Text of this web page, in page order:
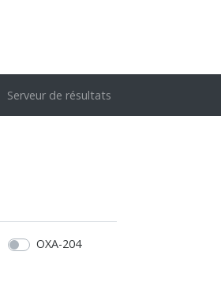
Serveur de résultats
OXA-204